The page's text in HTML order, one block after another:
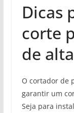
Dicas
corte
de
O cortador de
garantir um
Seja para